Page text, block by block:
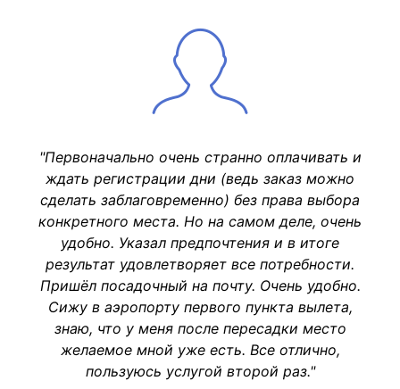
"Первоначально очень странно оплачивать и
ждать регистрации дни (ведь заказ можно
сделать заблаговременно) без права выбора
конкретного места. Но на самом деле, очень
удобно. Указал предпочтения и в итоге
результат удовлетворяет все потребности.
Пришёл посадочный на почту. Очень удобно.
Сижу в аэропорту первого пункта вылета,
знаю, что у меня после пересадки место
желаемое мной уже есть. Все отлично,
пользуюсь услугой второй раз."